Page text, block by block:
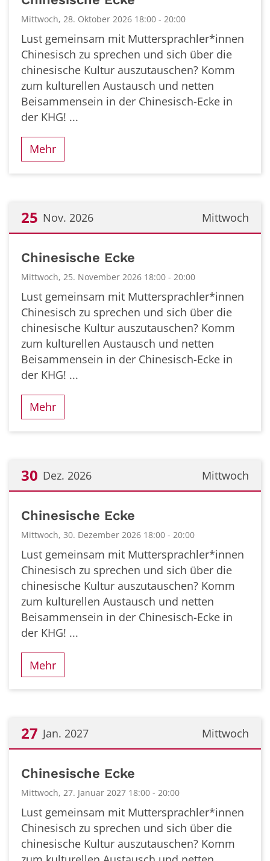
Mittwoch, 28. Oktober 2026 18:00 - 20:00
Lust gemeinsam mit Muttersprachler*innen
Chinesisch zu sprechen und sich über die
chinesische Kultur auszutauschen? Komm
zum kulturellen Austausch und netten
Beisammensein in der Chinesisch-Ecke in
der KHG! ...
Mehr
Mittwoch
25 Nov. 2026
Chinesische Ecke
Mittwoch, 25. November 2026 18:00 - 20:00
Lust gemeinsam mit Muttersprachler*innen
Chinesisch zu sprechen und sich über die
chinesische Kultur auszutauschen? Komm
zum kulturellen Austausch und netten
Beisammensein in der Chinesisch-Ecke in
der KHG! ...
Mehr
Mittwoch
30 Dez. 2026
Chinesische Ecke
Mittwoch, 30. Dezember 2026 18:00 - 20:00
Lust gemeinsam mit Muttersprachler*innen
Chinesisch zu sprechen und sich über die
chinesische Kultur auszutauschen? Komm
zum kulturellen Austausch und netten
Beisammensein in der Chinesisch-Ecke in
der KHG! ...
Mehr
Mittwoch
27 Jan. 2027
Chinesische Ecke
Mittwoch, 27. Januar 2027 18:00 - 20:00
Lust gemeinsam mit Muttersprachler*innen
Chinesisch zu sprechen und sich über die
chinesische Kultur auszutauschen? Komm